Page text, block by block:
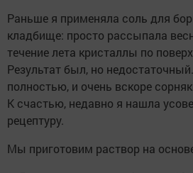
Раньше я применяла соль для
кладбище: просто рассыпала
течение лета кристаллы по
Результат был, но
полностью, и очень вскоре
К счастью, недавно я нашла
рецептуру.
Мы приготовим раствор на